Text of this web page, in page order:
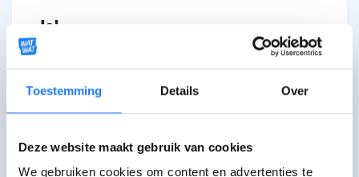
Toestemming Details Over
Deze website maakt gebruik van cookies
We gebruiken cookies om content en advertenties te
Ja!
zonder jouw toestemming, mag niet.
jou te bedreigen of te stalken, mag
al zeker niet.